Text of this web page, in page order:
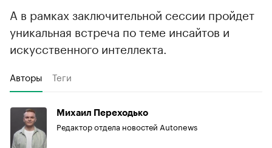
А в рамках заключительной сессии пройдет
уникальная встреча по теме инсайтов и
искусственного интеллекта.
Авторы Теги
Михаил Переходько
Редактор отдела новостей Autonews